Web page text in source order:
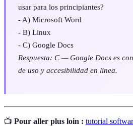
usar para los principiantes?
- A) Microsoft Word
- B) Linux
- C) Google Docs
Respuesta: C — Google Docs es
de uso y accesibilidad en línea.
📺 Pour aller plus loin : tutorial